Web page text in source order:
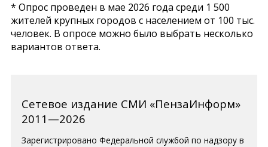
* Опрос проведен в мае 2026 года среди 1 500
жителей крупных городов с населением от 100 тыс.
человек. В опросе можно было выбрать несколько
вариантов ответа.
Сетевое издание СМИ «ПензаИнформ»
2011—2026
Зарегистрировано Федеральной службой по надзору в